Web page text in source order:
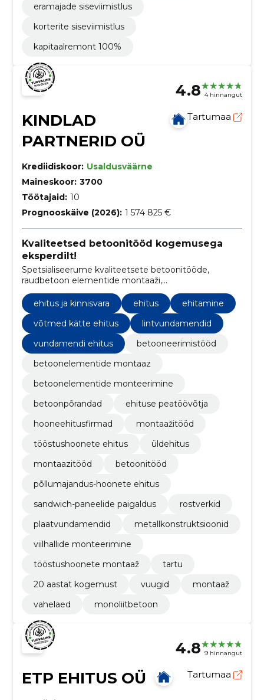
eramajade siseviimistlus
korterite siseviimistlus
kapitaalremont 100%
4.8 4 hinnangut
KINDLAD
PARTNERID OÜ
Tartumaa
Krediidiskoor: Usaldusväärne
Maineskoor: 3700
Töötajaid: 10
Prognooskäive (2026): 1 574 825 €
Kvaliteetsed betoonitööd kogemusega
eksperdilt!
Spetsialiseerume kvaliteetsete betoonitööde,
raudbetoon elementide montaaži,
metallkonstruktsioonide paigalduse ning sandwich
paneelide ehituslahenduste pakkumisele.
ehitus ja kinnisvara ehitus
ehitamine
võtmed kätte ehitus
lintvundamendid
vundamendi ehitus
betooneerimistööd
betoonelementide montaaz
betoonelementide monteerimine
betoonpõrandad
ehituse peatöövõtja
hooneehitusfirmad
montaažitööd
tööstushoonete ehitus
üldehitus
montaazitööd
betoonitööd
põllumajandus-hoonete ehitus
sandwich-paneelide paigaldus
rostverkid
plaatvundamendid
metallkonstruktsioonid
viilhallide monteerimine
tööstushoonete montaaž
tartu
20 aastat kogemust
vuugid
montaaž
vahelaed
monoliitbetoon
4.8 9 hinnangut
ETP EHITUS OÜ Tartumaa